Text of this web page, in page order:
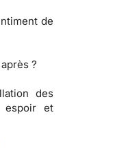
de
?
des
espoir et